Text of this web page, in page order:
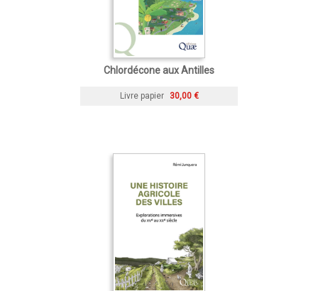
Chlordécone aux Antilles
Livre papier 30,00 €